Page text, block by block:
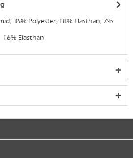
35% Polyester, 18% Elasthan, 7%
16% Elasthan